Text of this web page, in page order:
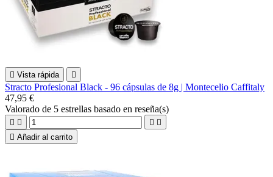
 Vista rápida 
Stracto Profesional Black - 96 cápsulas de 8g | Montecelio Caffitaly
47,95 €
Valorado de 5 estrellas basado en reseña(s)
   
 Añadir al carrito